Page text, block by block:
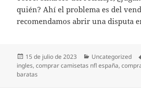
quién? Ahí el problema es del
recomendamos abrir una disputa
Publicado
el
15 de julio de 2023 Categorías
Uncategorized
ingles,comprar camisetas nfl españa,
baratas